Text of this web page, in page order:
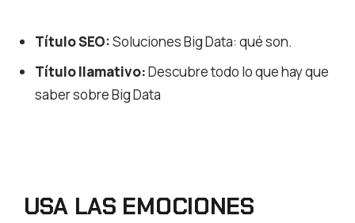
Título SEO:Soluciones Big Data: qué son.
Título llamativo:Descubre todo lo que hay que
saber sobre Big Data
USA LAS EMOCIONES